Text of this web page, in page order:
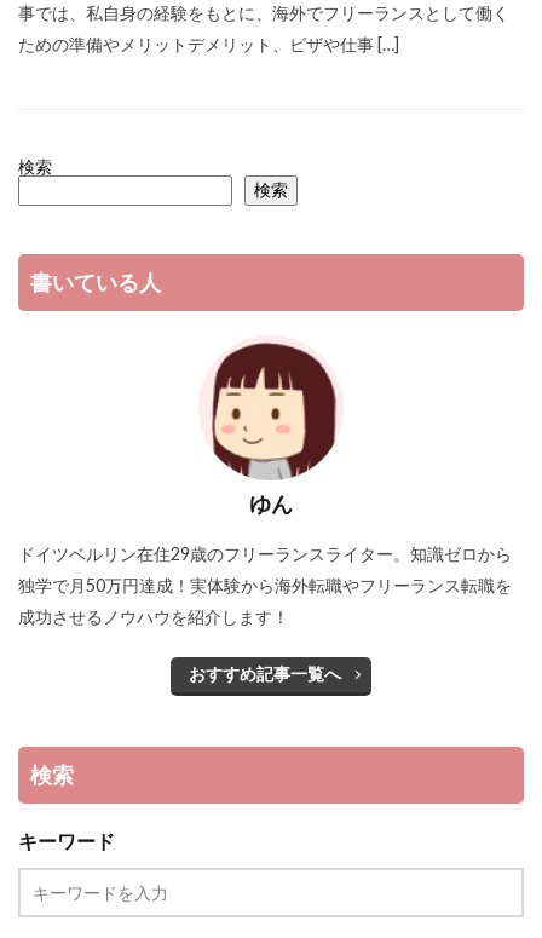
事では、私自身の経験をもとに、海外でフリーランスとして働く
ための準備やメリットデメリット、ビザや仕事 […]
検索
検索
書いている人
ゆん
ドイツベルリン在住29歳のフリーランスライター。知識ゼロから
独学で月50万円達成！実体験から海外転職やフリーランス転職を
成功させるノウハウを紹介します！
おすすめ記事一覧へ
検索
キーワード